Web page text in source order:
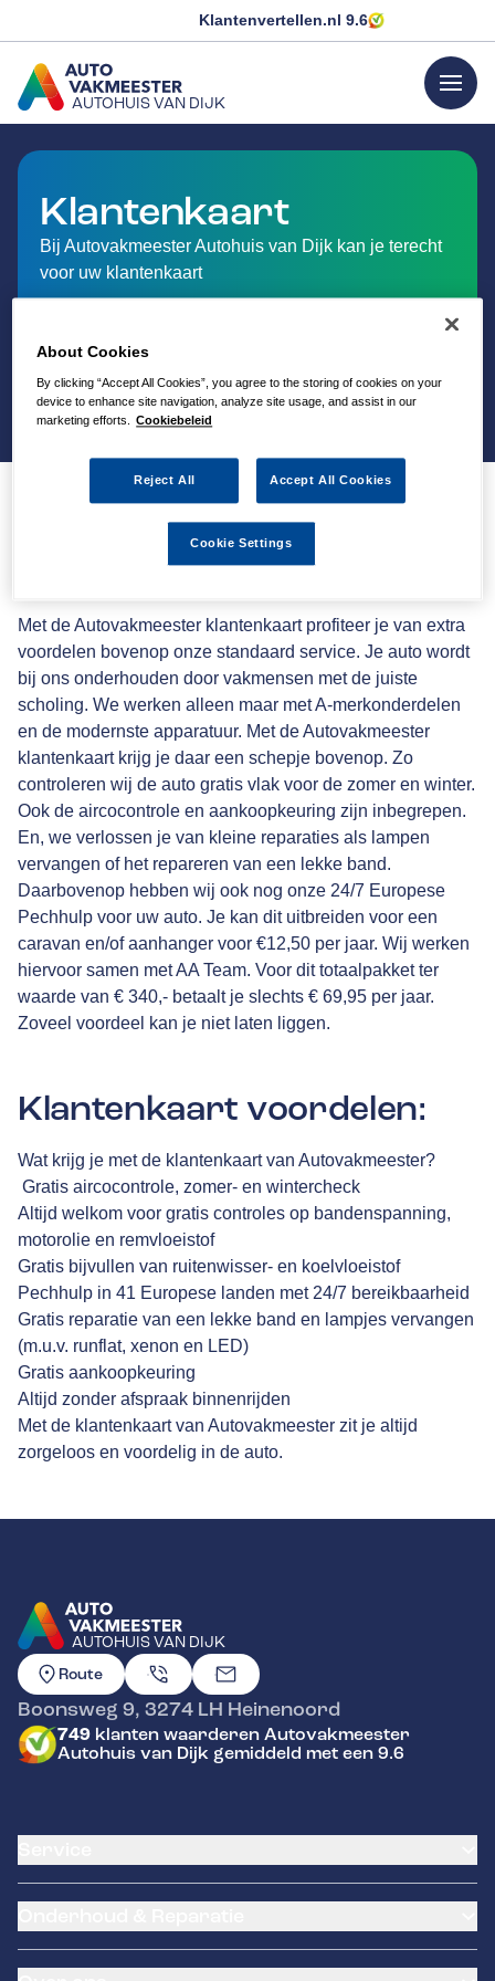
Klantenvertellen.nl 9.6
AUTOHUIS VAN DIJK
GA NAAR DE HOMEPAGINA
menu
Klantenkaart
Bij Autovakmeester Autohuis van Dijk kan je terecht
voor uw klantenkaart
Autovakmeester
klantenkaart
Met de Autovakmeester klantenkaart profiteer je van extra
voordelen bovenop onze standaard service. Je auto wordt
bij ons onderhouden door vakmensen met de juiste
scholing. We werken alleen maar met A-merkonderdelen
en de modernste apparatuur. Met de Autovakmeester
klantenkaart krijg je daar een schepje bovenop. Zo
controleren wij de auto gratis vlak voor de zomer en winter.
Ook de aircocontrole en aankoopkeuring zijn inbegrepen.
En, we verlossen je van kleine reparaties als lampen
vervangen of het repareren van een lekke band.
Daarbovenop hebben wij ook nog onze 24/7 Europese
Pechhulp voor uw auto. Je kan dit uitbreiden voor een
caravan en/of aanhanger voor €12,50 per jaar. Wij werken
hiervoor samen metAA Team. Voor dit totaalpakket ter
waarde van € 340,- betaalt je slechts € 69,95 per jaar.
Zoveel voordeel kan je niet laten liggen.
Klantenkaart voordelen:
Wat krijg je met de klantenkaart van Autovakmeester?
Gratis aircocontrole, zomer- en wintercheck
Altijd welkom voor gratis controles op bandenspanning,
motorolie en remvloeistof
Gratis bijvullen van ruitenwisser- en koelvloeistof
Pechhulp in 41 Europese landen met 24/7 bereikbaarheid
Gratis reparatie van een lekke band en lampjes vervangen
(m.u.v. runflat, xenon en LED)
Gratis aankoopkeuring
Altijd zonder afspraak binnenrijden
Met de klantenkaart van Autovakmeester zit je altijd
zorgeloos en voordelig in de auto.
AUTOHUIS VAN DIJK
GA NAAR DE HOMEPAGINA
Route
Boonsweg 9, 3274 LH Heinenoord
749 klanten waarderen Autovakmeester
Autohuis van Dijk gemiddeld met een 9.6
Banden service
About Cookies
By clicking “Accept All Cookies”, you agree to the storing of cookies on your
device to enhance site navigation, analyze site usage, and assist in our
marketing efforts. Cookiebeleid
Reject All Accept All Cookies
Cookie Settings